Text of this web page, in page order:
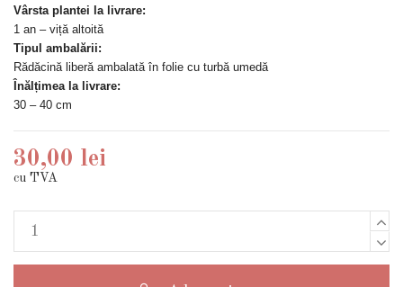
Vârsta plantei la livrare:
1 an – viță altoită
Tipul ambalării:
Rădăcină liberă ambalată în folie cu turbă umedă
Înălțimea la livrare:
30 – 40 cm
30,00 lei
cu TVA